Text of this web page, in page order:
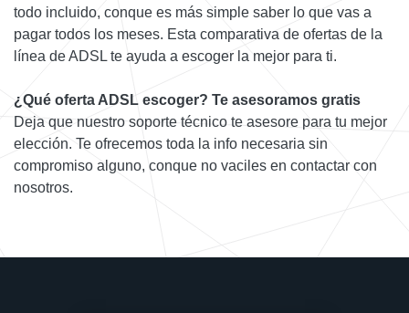
todo incluido, conque es más simple saber lo que vas a
pagar todos los meses. Esta comparativa de ofertas de la
línea de ADSL te ayuda a escoger la mejor para ti.
¿Qué oferta ADSL escoger? Te asesoramos gratis
Deja que nuestro soporte técnico te asesore para tu mejor
elección. Te ofrecemos toda la info necesaria sin
compromiso alguno, conque no vaciles en contactar con
nosotros.